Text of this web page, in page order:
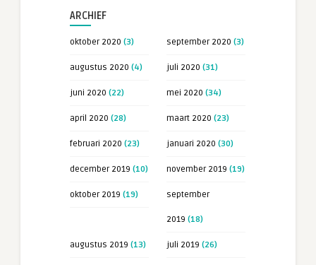
ARCHIEF
oktober 2020 (3) september 2020 (3)
augustus 2020 (4) juli 2020 (31)
juni 2020 (22) mei 2020 (34)
april 2020 (28) maart 2020 (23)
februari 2020 (23) januari 2020 (30)
december 2019 (10) november 2019 (19)
oktober 2019 (19) september
2019 (18)
augustus 2019 (13) juli 2019 (26)